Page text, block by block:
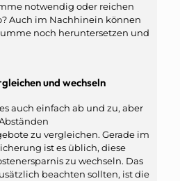
notwendig oder reichen
Auch im Nachhinein können
noch heruntersetzen und
und wechseln
auch einfach ab und zu, aber
zu vergleichen. Gerade im
ist es üblich, diese
zu wechseln. Das
beachten sollten, ist die